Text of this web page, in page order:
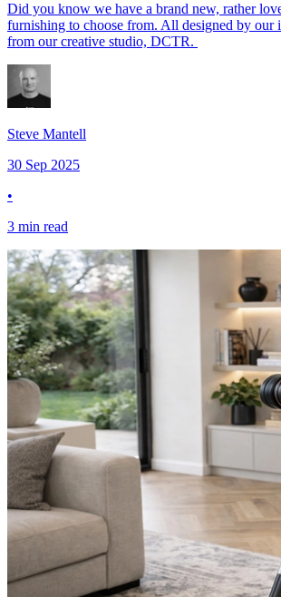
Did you know we have a brand new, rather
furnishing to choose from. All designed by our
from our creative studio, DCTR. ​​​​‌ ‍ ​‍​‍‌‍ ‌ ​‍‌‍‍‌‌‍‌ ‌‍‍‌‌‍ ‍​‍​‍​ ‍‍​‍​‍‌ ​ ‌‍​‌‌‍ ‍‌‍‍‌‌ ‌​‌ ‍‌​‍ ‍‌‍‍‌‌‍ ​‍​‍​‍ ​​‍​‍‌‍‍​‌ ​‍‌‍‌‌‌‍‌‍​‍​‍​ ‍‍​‍​‍​‍ ‌‍​‌‌‍‌​‌‍ ‌‌‍‍‌‌‍ ‍​‍ ‌‍‍‌‌‍ ‍‌ ‌​‌‍‌‌‌‍ ‍‌ ‌​​‍ ‌‍‌‌‌‍‌​‌‍‍‌‌ ‌​​‍ ‌‍ ‌‌‍ ‌‍‌​‌‍‌‌​ ‌‌ ​​‌ ​‍‌‍‌‌‌ ​ ‌‍‌‌‌‍ ‍‌ ‌​‌‍​‌‌ ‌​‌‍‍‌‌‍ ‌‍ ‍​ ‍ ‌‍‍‌‌‍‌​​ ‌​ ‍‌‌‍​‌​ ​ ‌‍​‍‌‍‌‌​ ‍‌​ ‌‌​ ‌​​‍ ‌​ ​ ​ ​‌​ ​​​ ​​​‍ ‌​ ‌​​ ​ ‌‍‌‍​ ‍​​‍ ‌‌‍​‍‌‍​‌‌‍‌​‌‍‌‌​‍ ‌​ ​ ​ ​‌​ ​​‌‍​‌‌‍‌‍​ ‌​​ ‍‌‌‍‌‌​ ‌‌‌‍​ ​ ‌ ​ ​‍​ ‍ ‌ ‌​‌ ‍‌‌ ​​‌‍‌‌​ ‌‌ ​​‌‍ ‌ ​ ‌ ‌​​ ‍ ‌ ​​‌‍​‌‌ ‌​‌‍‍​​ ‌‌‍‌‌‌ ‍​‌‍​ ‌‍‌‌‌ ​‍‌ ​​‌ ‌​​‍‌‌​ ‌‌‌​​‍‌‌ ‌‍‍ ‌‍‌‌‌ ‍‌​‍‌‌​ ​ ‌​‌​​‍‌‌​ ​ ‌​‌​​‍‌‌​ ​‍​ ​‍​ ‌‌‌‍​‌​ ​ ​ ‍​​ ‌‍‌‍​ ​ ‌​​ ​​​ ​ ​ ‍​​ ‍​​ ‌‌​‍‌‌​ ​‍​ ​‍​‍‌‌​ ‌‌‌​‌​​‍ ‍‌‍​ ‌‍‍​‌‍‍‌‌‍ ​‌‍‌​‌ ​‍‌‍‌‌‌‍ ‍​‍‌‌​ ‌‌‌​​‍‌‌ ‌‍‍ ‌‍‌‌‌ ‍‌​‍‌‌​ ​ ‌​‌​​‍‌‌​ ​ ‌​‌​​‍‌‌​ ​‍​ ​‍​ ‍‌​ ‌​‌‍​‍​ ‌ ​ ​​​ ‌‍‌‍‌‍​ ‌ ​ ​‌‌‍‌​​ ​‍‌‍​‌​‍‌‌​ ​‍​ ​‍​‍‌‌​ ‌‌‌​‌​​‍ ‍‌ ‌​‌‍‌‌‌ ‍​‌ ‌​​ ‌‍​‍‌‍​‌‌ ​ ‌‍‌‌‌‌‌‌‌ ​‍‌‍ ​​ ‌​‍‌‌​ ​‍‌​‌‍‌‍​‌‌‍‌​‌‍ ‌‌‍‍‌‌‍ ‍​‍‌‍‌‍‍‌‌‍‌​​ ‌​ ‍‌‌‍​‌​ ​ ‌‍​‍‌‍‌‌​ ‍‌​ ‌‌​ ‌​​‍ ‌​ ​ ​ ​‌​ ​​​ ​​​‍ ‌​ ‌​​ ​ ‌‍‌‍​ ‍​​‍ ‌‌‍​‍‌‍​‌‌‍‌​‌‍‌‌​‍ ‌​ ​ ​ ​‌​ ​​‌‍​‌‌‍‌‍​ ‌​​ ‍‌‌‍‌‌​ ‌‌‌‍​ ​ ‌ ​ ​‍​‍‌‍‌ ‌​‌ ‍‌‌ ​​‌‍‌‌​ ‌‌ ​​‌‍ ‌ ​ ‌ ‌​​‍‌‍‌ ​​‌‍​‌‌ ‌​‌‍‍​​ ‌‌‍‌‌‌ ‍​‌‍​ ‌‍‌‌‌ ​‍‌ ​​‌ ‌​​‍‌‌​ ‌‌‌​​‍‌‌ ‌‍‍ ‌‍‌‌‌ ‍‌​‍‌‌​ ​ ‌​‌​​‍‌‌​ ​ ‌​‌​​‍‌‌​ ​‍​ ​‍​ ‌‌‌‍​‌​ ​ ​ ‍​​ ‌‍‌‍​ ​ ‌​​ ​​​ ​ ​ ‍​​ ‍​​ ‌‌​‍‌‌​ ​‍​ ​‍​‍‌‌​ ‌‌‌​‌​​‍ ‍‌‍​ ‌‍‍​‌‍‍‌‌‍ ​‌‍‌​‌ ​‍‌‍‌‌‌‍ ‍​‍‌‌​ ‌‌‌​​‍‌‌ ‌‍‍ ‌‍‌‌‌ ‍‌​‍‌‌​ ​ ‌​‌​​‍‌‌​ ​ ‌​‌​​‍‌‌​ ​‍​ ​‍​ ‍‌​ ‌​‌‍​‍​ ‌ ​ ​​​ ‌‍‌‍‌‍​ ‌ ​ ​‌‌‍‌​​ ​‍‌‍​‌​‍‌‌​ ​‍​ ​‍​‍‌‌​ ‌‌‌​‌​​‍ ‍‌ ‌​‌‍‌‌‌ ‍​‌ ‌​​‍‌‍‌ ​​‌‍‌‌‌ ​‍‌ ​ ‌ ​​‌‍‌‌‌‍​ ‌ ‌​‌‍‍‌‌ ‌‍‌‍‌‌​ ‌‌ ​​‌ ‌‌‌‍​‍‌‍ ​‌‍‍‌‌ ​ ‌‍‍​‌‍‌‌‌‍‌​​‍​‍‌ ‌
Steve Mantell​​​​‌ ‍ ​‍​‍‌‍ ‌ ​‍‌‍‍‌‌‍‌ ‌‍‍‌‌‍ ‍​‍​‍​ ‍‍​‍​‍‌ ​ ‌‍​‌‌‍ ‍‌‍‍‌‌ ‌​‌ ‍‌​‍ ‍‌‍‍‌‌‍ ​‍​‍​‍ ​​‍​‍‌‍‍​‌ ​‍‌‍‌‌‌‍‌‍​‍​‍​ ‍‍​‍​‍​‍ ‌‍​‌‌‍‌​‌‍ ‌‌‍‍‌‌‍ ‍​‍ ‌‍‍‌‌‍ ‍‌ ‌​‌‍‌‌‌‍ ‍‌ ‌​​‍ ‌‍‌‌‌‍‌​‌‍‍‌‌ ‌​​‍ ‌‍ ‌‌‍ ‌‍‌​‌‍‌‌​ ‌‌ ​​‌ ​‍‌‍‌‌‌ ​ ‌‍‌‌‌‍ ‍‌ ‌​‌‍​‌‌ ‌​‌‍‍‌‌‍ ‌‍ ‍​ ‍ ‌‍‍‌‌‍‌​​ ‌‌‍‌​‌‍‌‍​ ‍​​ ‍‌​ ​​​ ​‍​ ‌​​ ​‍​‍ ‌​ ​ ​ ‌‍​ ​‌​ ​‌​‍ ‌​ ‌​​ ‌‌​ ​ ​ ‌ ​‍ ‌​ ‍​‌‍‌‌​ ‌‌‌‍​‍​‍ ‌‌‍​ ​ ‌ ​ ‌‌‌‍‌‍‌‍​‍​ ‌‍‌‍‌‍‌‍‌​‌‍‌‍‌‍‌‍‌‍​‌​ ‍‌​ ‍ ‌ ‌​‌ ‍‌‌ ​​‌‍‌‌​ ‌‌‍​‌‌ ‌‌‌ ‌​‌‍‍​‌‍ ‌ ​‍​ ‍ ‌ ​​‌‍​‌‌ ‌​‌‍‍​​ ‌‌‍ ‍‌‍​‌‌‍ ‌‌‍‌‌​ ‌‍​‍‌‍​‌‌ ​ ‌‍‌‌‌‌‌‌‌ ​‍‌‍ ​​ ‌​‍‌‌​ ​‍‌​‌‍‌‍​‌‌‍‌​‌‍ ‌‌‍‍‌‌‍ ‍​‍‌‍‌‍‍‌‌‍‌​​ ‌‌‍‌​‌‍‌‍​ ‍​​ ‍‌​ ​​​ ​‍​ ‌​​ ​‍​‍ ‌​ ​ ​ ‌‍​ ​‌​ ​‌​‍ ‌​ ‌​​ ‌‌​ ​ ​ ‌ ​‍ ‌​ ‍​‌‍‌‌​ ‌‌‌‍​‍​‍ ‌‌‍​ ​ ‌ ​ ‌‌‌‍‌‍‌‍​‍​ ‌‍‌‍‌‍‌‍‌​‌‍‌‍‌‍‌‍‌‍​‌​ ‍‌​‍‌‍‌ ‌​‌ ‍‌‌ ​​‌‍‌‌​ ‌‌‍​‌‌ ‌‌‌ ‌​‌‍‍​‌‍ ‌ ​‍​‍‌‍‌ ​​‌‍​‌‌ ‌​‌‍‍​​ ‌‌‍ ‍‌‍​‌‌‍ ‌‌‍‌‌​‍‌‍‌ ​​‌‍‌‌‌ ​‍‌ ​ ‌ ​​‌‍‌‌‌‍​ ‌ ‌​‌‍‍‌‌ ‌‍‌‍‌‌​ ‌‌ ​​‌ ‌‌‌‍​‍‌‍ ​‌‍‍‌‌ ​ ‌‍‍​‌‍‌‌‌‍‌​​‍​‍‌ ‌
30 Sep 2025
•
3 min read